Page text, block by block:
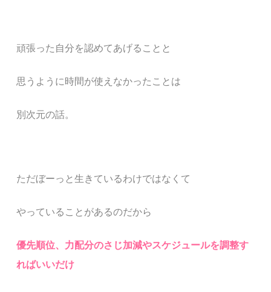
頑張った自分を認めてあげることと
思うように時間が使えなかったことは
別次元の話。
ただぼーっと生きているわけではなくて
やっていることがあるのだから
優先順位、力配分のさじ加減やスケジュールを調整す
ればいいだけ